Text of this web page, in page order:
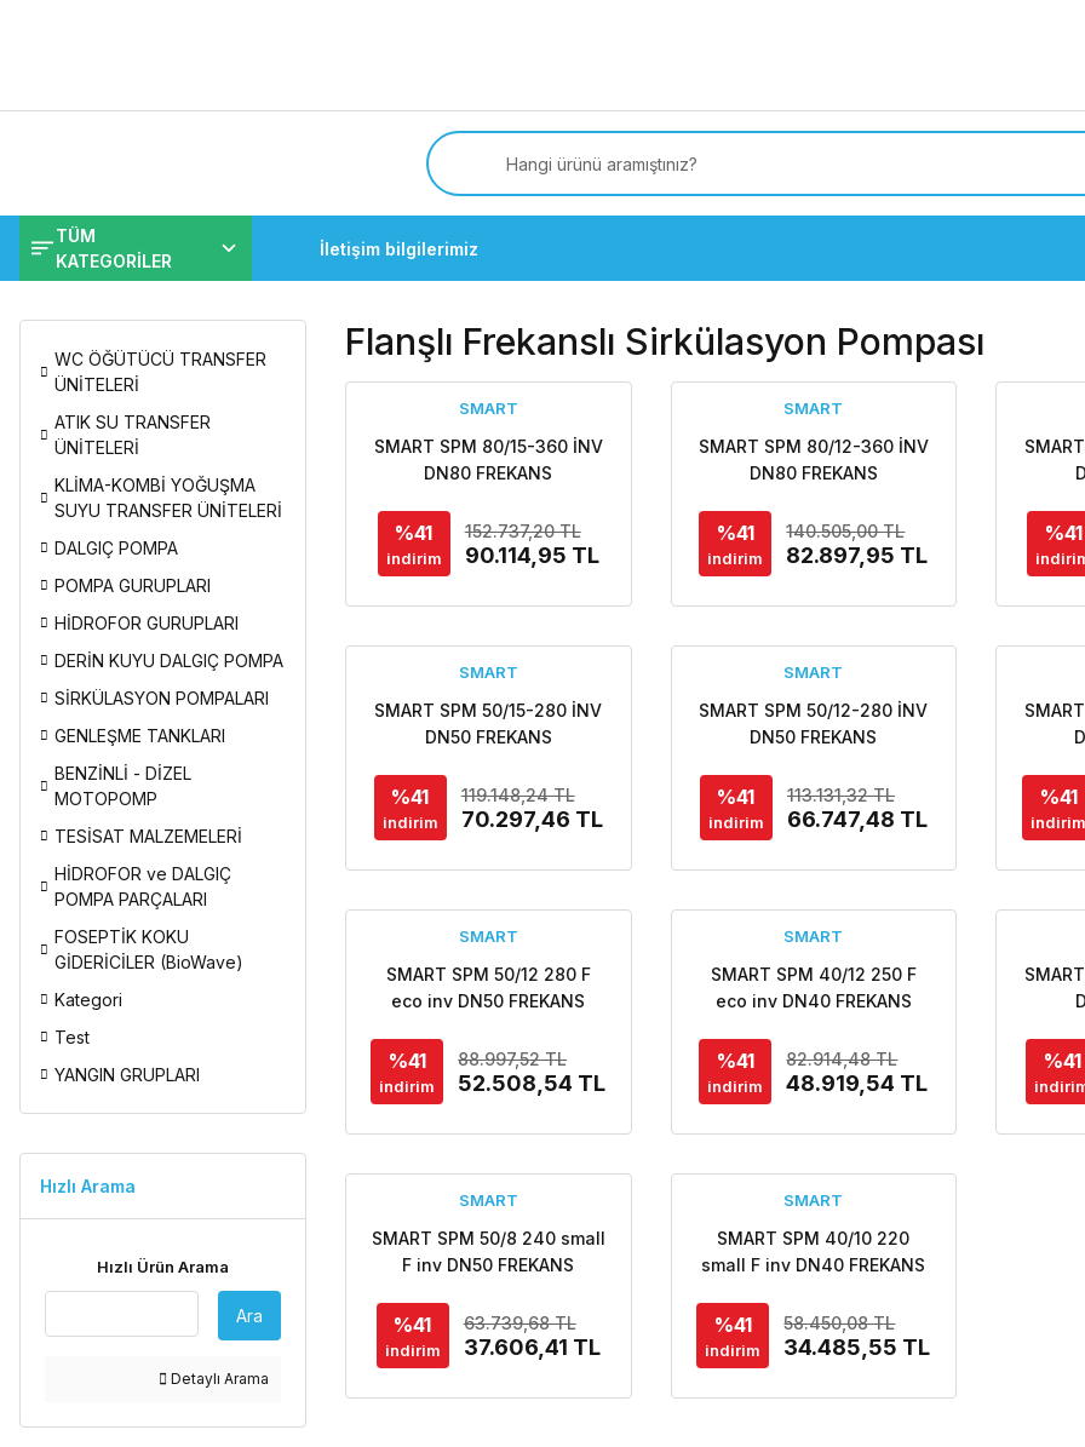
TÜM
KATEGORİLER
İletişim bilgilerimiz
WC ÖĞÜTÜCÜ TRANSFER
ÜNİTELERİ
ATIK SU TRANSFER
ÜNİTELERİ
KLİMA-KOMBİ YOĞUŞMA
SUYU TRANSFER ÜNİTELERİ
DALGIÇ POMPA
POMPA GURUPLARI
HİDROFOR GURUPLARI
DERİN KUYU DALGIÇ POMPA
SİRKÜLASYON POMPALARI
GENLEŞME TANKLARI
BENZİNLİ - DİZEL
MOTOPOMP
TESİSAT MALZEMELERİ
HİDROFOR ve DALGIÇ
POMPA PARÇALARI
FOSEPTİK KOKU
GİDERİCİLER (BioWave)
Kategori
Test
YANGIN GRUPLARI
Hızlı Arama
Hızlı Ürün Arama
Ara
Detaylı Arama
Flanşlı Frekanslı Sirkülasyon Pompası
SMART
SMART SPM 80/15-360 İNV
DN80 FREKANS
SİRKÜLASYON POMPASI
%41
indirim
152.737,20 TL
90.114,95 TL
SMART
SMART SPM 80/12-360 İNV
DN80 FREKANS
SİRKÜLASYON POMPASI
%41
indirim
140.505,00 TL
82.897,95 TL
%41
SMART
SMART SPM 50/15-280 İNV
DN50 FREKANS
SİRKÜLASYON POMPASI
%41
indirim
119.148,24 TL
70.297,46 TL
SMART
SMART SPM 50/12-280 İNV
DN50 FREKANS
SİRKÜLASYON POMPASI
%41
indirim
113.131,32 TL
66.747,48 TL
%41
indirim
SMART
SMART SPM 50/12 280 F
eco inv DN50 FREKANS
DESIGN SİRKÜLASYON
POMPASI
%41
indirim
88.997,52 TL
52.508,54 TL
SMART
SMART SPM 40/12 250 F
eco inv DN40 FREKANS
DESIGN SİRKÜLASYON
POMPASI
%41
indirim
82.914,48 TL
48.919,54 TL
%41
SMART
SMART SPM 50/8 240 small
F inv DN50 FREKANS
DESIGN SİRKÜLASYON
POMPASI
%41
indirim
63.739,68 TL
37.606,41 TL
SMART
SMART SPM 40/10 220
small F inv DN40 FREKANS
DESIGN SİRKÜLASYON
POMPASI
%41
indirim
58.450,08 TL
34.485,55 TL